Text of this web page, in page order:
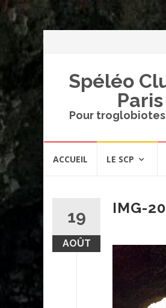
Spéléo
Paris
Pour
ACCUEIL LE SCP
19
AOÛT
IMG-